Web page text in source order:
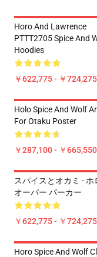
Horo And Lawrence
PTTT2705 Spice And
Hoodies
￥622,775 - ￥724,275
Holo Spice And Wolf
For Otaku Poster
￥287,100 - ￥665,550
スパイスとオカミ - ホ
オーバー パーカー
￥622,775 - ￥724,275
Horo Spice And Wolf